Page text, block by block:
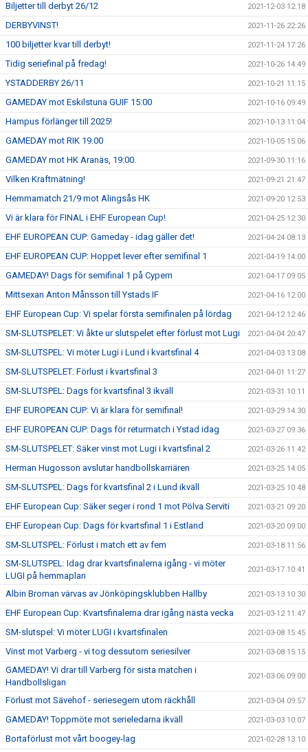
Biljetter till derbyt 26/12 2021-12-03 12:18
DERBYVINST! 2021-11-26 22:26
100 biljetter kvar till derbyt! 2021-11-24 17:26
Tidig seriefinal på fredag! 2021-10-26 14:49
YSTADDERBY 26/11 2021-10-21 11:15
GAMEDAY mot Eskilstuna GUIF 15:00 2021-10-16 09:49
Hampus förlänger till 2025! 2021-10-13 11:04
GAMEDAY mot RIK 19.00 2021-10-05 15:06
GAMEDAY mot HK Aranäs, 19:00. 2021-09-30 11:16
Vilken Kraftmätning! 2021-09-21 21:47
Hemmamatch 21/9 mot Alingsås HK 2021-09-20 12:53
Vi är klara för FINAL i EHF European Cup! 2021-04-25 12:30
EHF EUROPEAN CUP: Gameday - idag gäller det! 2021-04-24 08:13
EHF EUROPEAN CUP: Hoppet lever efter semifinal 1 2021-04-19 14:00
GAMEDAY! Dags för semifinal 1 på Cypern 2021-04-17 09:05
Mittsexan Anton Månsson till Ystads IF 2021-04-16 12:00
EHF European Cup: Vi spelar första semifinalen på lördag 2021-04-12 12:46
SM-SLUTSPELET: Vi åkte ur slutspelet efter förlust mot Lugi 2021-04-04 20:47
SM-SLUTSPEL: Vi möter Lugi i Lund i kvartsfinal 4 2021-04-03 13:08
SM-SLUTSPELET: Förlust i kvartsfinal 3 2021-04-01 11:27
SM-SLUTSPEL: Dags för kvartsfinal 3 ikväll 2021-03-31 10:11
EHF EUROPEAN CUP: Vi är klara för semifinal! 2021-03-29 14:30
EHF EUROPEAN CUP: Dags för returmatch i Ystad idag 2021-03-27 09:36
SM-SLUTSPELET: Säker vinst mot Lugi i kvartsfinal 2 2021-03-26 11:42
Herman Hugosson avslutar handbollskarriären 2021-03-25 14:05
SM-SLUTSPEL: Dags för kvartsfinal 2 i Lund ikväll 2021-03-25 10:48
EHF European Cup: Säker seger i rond 1 mot Pölva Serviti 2021-03-21 09:20
EHF European Cup: Dags för kvartsfinal 1 i Estland 2021-03-20 09:00
SM-SLUTSPEL: Förlust i match ett av fem 2021-03-18 11:56
SM-SLUTSPEL: Idag drar kvartsfinalerna igång - vi möter
LUGI på hemmaplan
2021-03-17 10:41
Albin Broman värvas av Jönköpingsklubben Hallby 2021-03-13 10:30
EHF European Cup: Kvartsfinalerna drar igång nästa vecka 2021-03-12 11:47
SM-slutspel: Vi möter LUGI i kvartsfinalen 2021-03-08 15:45
Vinst mot Varberg - vi tog dessutom seriesilver 2021-03-08 15:15
GAMEDAY! Vi drar till Varberg för sista matchen i
Handbollsligan
2021-03-06 09:00
Förlust mot Sävehof - seriesegern utom räckhåll 2021-03-04 09:57
GAMEDAY! Toppmöte mot serieledarna ikväll 2021-03-03 10:07
Bortaförlust mot vårt boogey-lag 2021-02-28 13:10